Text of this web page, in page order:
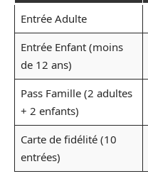
Entrée Adulte
Entrée Enfant (moins
de 12 ans)
Pass Famille (2 adultes
+ 2 enfants)
Carte de fidélité (10
entrées)